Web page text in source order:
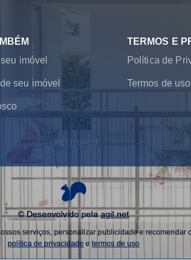
imóvel
seu imóvel
TERMOS E
Política de
Termos de uso
CRECI 26441J
© Desenvolvido pelaagil.net
serviços, personalizar publicidade e
política de privacidade etermos de uso